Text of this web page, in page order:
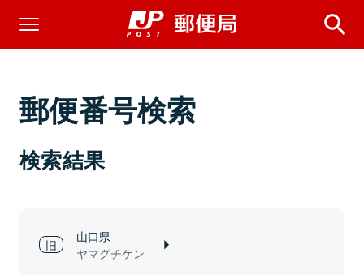
郵便番号検索
検索結果
山口県
ヤマグチケン